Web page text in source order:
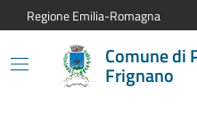
Vai al contenuto principale
Vai alla navigazione del sito
Vai al piede di pagina
Regione Emilia-Romagna
Comune di
Frignano